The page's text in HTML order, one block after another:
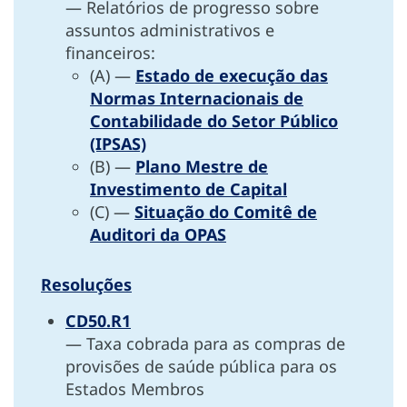
— Relatórios de progresso sobre
assuntos administrativos e
financeiros:
(A) — Estado de execução das
Normas Internacionais de
Contabilidade do Setor Público
(IPSAS)
(B) — Plano Mestre de
Investimento de Capital
(C) — Situação do Comitê de
Auditori da OPAS
Resoluções
CD50.R1
— Taxa cobrada para as compras de
provisões de saúde pública para os
Estados Membros